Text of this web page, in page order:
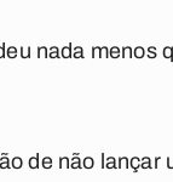
nada menos
de não lançar